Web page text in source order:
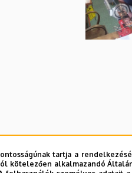
tartja a
kötelezően alkalmazandó